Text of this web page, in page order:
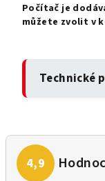
Počítač je
můžete zvolit v
Technické